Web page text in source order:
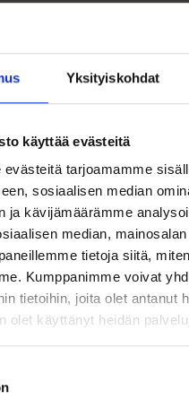
Yksityiskohdat
käyttää evästeitä
evästeitä tarjoamamme
sosiaalisen median
ja kävijämäärämme
median,
tietoja siitä,
Kumppanimme voivat
tietoihin, joita olet antanut
olet käyttänyt heidän
Ruostumaton teräs
tyyppi: Kuningasketju
ja ajaton muotoilu
sormuksen
koon